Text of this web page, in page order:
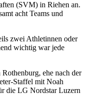
(SVM) in Riehen an.
acht Teams und
zwei Athletinnen oder
wichtig war jede
ehe nach der
Staffel mit Noah
die LG Nordstar Luzern